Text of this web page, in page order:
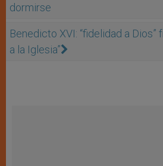
dormirse
Benedicto XVI: “fidelidad a Dios”
a la Iglesia”